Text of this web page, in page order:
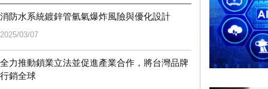
消防水系統鍍鋅管氫氣爆炸風險與優化設計
2025/03/07
全力推動鎖業立法並促進產業合作，將台灣品牌
行銷全球